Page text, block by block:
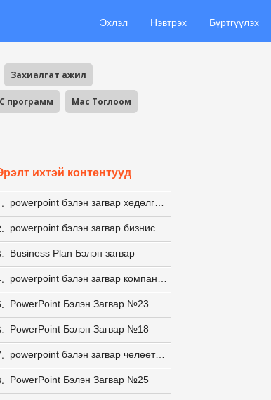
Эхлэл Нэвтрэх Бүртгүүлэх
Захиалгат ажил
программ Mac Тоглоом
ихтэй контентууд
Business Plan Бэлэн загвар
PowerPoint Бэлэн Загвар №23
PowerPoint Бэлэн Загвар №18
powerpoint бэлэн загвар чөлөөт загвар
PowerPoint Бэлэн Загвар №25